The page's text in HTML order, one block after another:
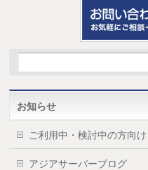
お知らせ
ご利用中・検討中の方向け
アジアサーバーブログ